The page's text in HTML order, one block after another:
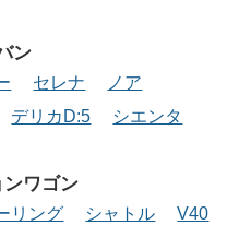
ン
セレナ
ノア
デリカD:5 シエンタ
ンワゴン
リング シャトル
V40